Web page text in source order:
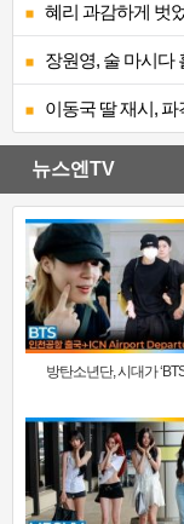
혜리 과감하게 벗
장원영, 술 마시다
이동국 딸 재시,
뉴스엔TV
방탄소년단, 시대가